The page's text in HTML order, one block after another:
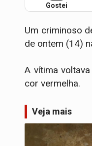
Gostei
Um criminoso
de ontem (14)
A vítima
cor vermelha.
Veja mais